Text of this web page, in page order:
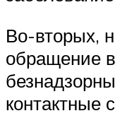
Во-вторых,
обращение
контактные